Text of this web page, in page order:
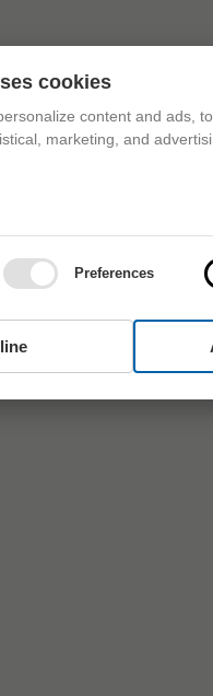
cookies
content and ads,
marketing, and
Preferences